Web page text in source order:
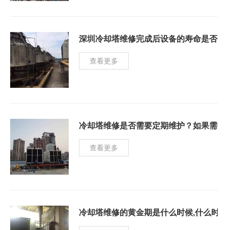
深圳冷却塔维修完成后设备的寿命是否会
查看更多
冷却塔维修是否需要定期维护？如果需
查看更多
冷却塔维修的黄金期是什么时候,什么时